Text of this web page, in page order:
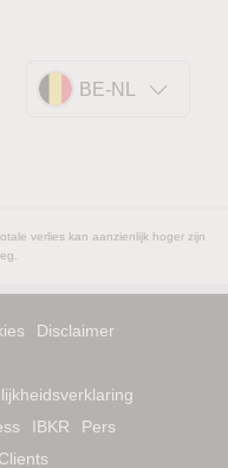
BE-NL
verlies kan aanzienlijk hoger zijn
Disclaimer
IBKR
Pers